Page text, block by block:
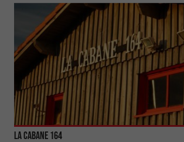
La Cabane 164